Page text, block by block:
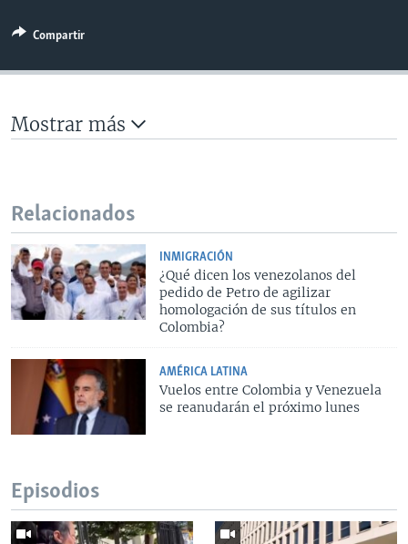
ENTRETENIMIENTO
Idiomas
Compartir
Mostrar más
Relacionados
INMIGRACIÓN
¿Qué dicen los venezolanos del
pedido de Petro de agilizar
homologación de sus títulos en
Colombia?
AMÉRICA LATINA
Vuelos entre Colombia y Venezuela
se reanudarán el próximo lunes
Episodios